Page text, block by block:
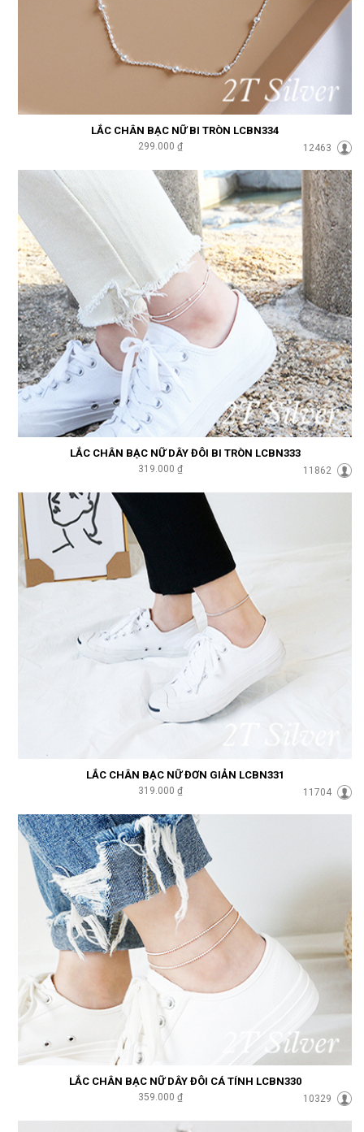
LẮC CHÂN BẠC NỮ BI TRÒN LCBN334
299.000 ₫ 12463
LẮC CHÂN BẠC NỮ DÂY ĐÔI BI TRÒN LCBN333
319.000 ₫ 11862
LẮC CHÂN BẠC NỮ ĐƠN GIẢN LCBN331
319.000 ₫ 11704
LẮC CHÂN BẠC NỮ DÂY ĐÔI CÁ TÍNH LCBN330
359.000 ₫ 10329